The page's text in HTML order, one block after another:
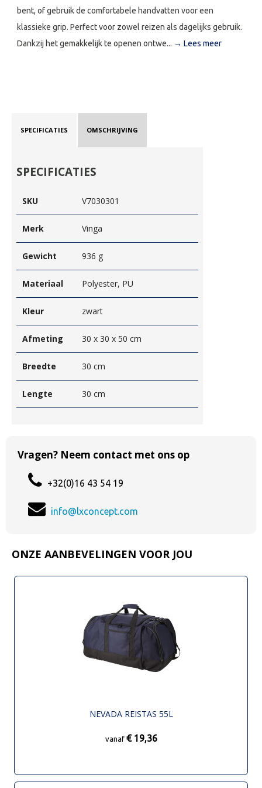
bent, of gebruik de comfortabele handvatten voor een
klassieke grip. Perfect voor zowel reizen als dagelijks gebruik.
Dankzij het gemakkelijk te openen ontwe... → Lees meer
SPECIFICATIES OMSCHRIJVING
SPECIFICATIES
SKU V7030301
Merk Vinga
Gewicht 936 g
Materiaal Polyester, PU
Kleur zwart
Afmeting 30 x 30 x 50 cm
Breedte 30 cm
Lengte 30 cm
Vragen? Neem contact met ons op
+32(0)16 43 54 19
info@lxconcept.com
ONZE AANBEVELINGEN VOOR JOU
NEVADA REISTAS 55L
vanaf € 19,36